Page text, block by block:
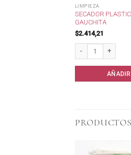
LIMPIEZA
SECADOR
GAUCHITA
$2.414,21